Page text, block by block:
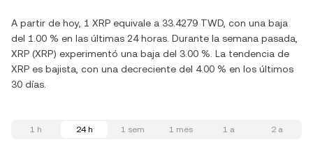
A partir de hoy, 1 XRP equivale a 33.4279 TWD, con una baja
del 1.00 % en las últimas 24 horas. Durante la semana pasada,
XRP (XRP) experimentó una baja del 3.00 %. La tendencia de
XRP es bajista, con una decreciente del 4.00 % en los últimos
30 días.
1 h 24 h 1 sem 1 mes 1 a 2 a